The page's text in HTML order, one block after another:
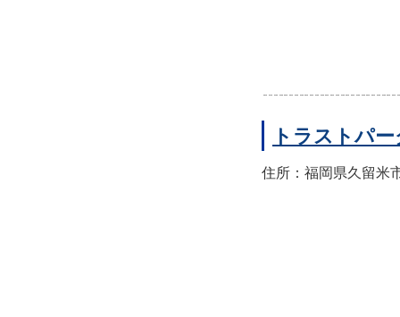
トラストパ
住所：福岡県久留米